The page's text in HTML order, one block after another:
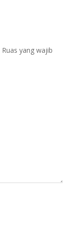
Ruas yang wajib